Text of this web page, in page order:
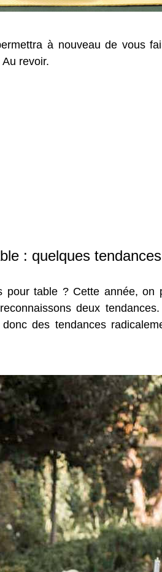
à nouveau de vous
revoir.
: quelques
pour table ? Cette année,
deux
des tendances